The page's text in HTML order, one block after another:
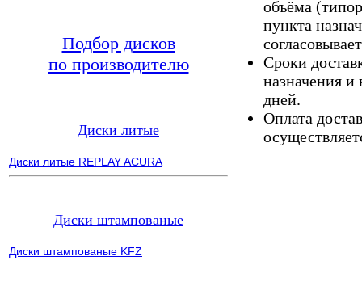
Подбор дисков
по производителю
Диски литые
Диски литые REPLAY ACURA
Диски штампованые
Диски штампованые KFZ
объёма
пункта
Сроки
назначения и
дней.
Оплата